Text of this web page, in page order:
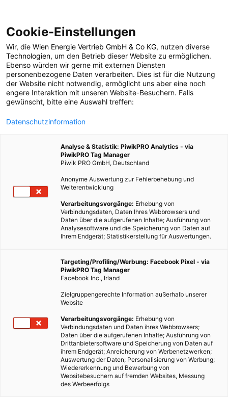
POSTS BY TAG
Walki
1 BEITRAG
Cookie-Einstellungen
Wir, die Wien Energie Vertrieb GmbH & Co KG, nutzen diverse
Technologien, um den Betrieb dieser Website zu ermöglichen.
Ebenso würden wir gerne mit externen Diensten
personenbezogene Daten verarbeiten. Dies ist für die Nutzung
der Website nicht notwendig, ermöglicht uns aber eine noch
engere Interaktion mit unseren Website-Besuchern. Falls
gewünscht, bitte eine Auswahl treffen:
Datenschutzinformation
Analyse & Statistik: PiwikPRO Analytics - via
PiwikPRO Tag Manager
Piwik PRO GmbH, Deutschland
Anonyme Auswertung zur Fehlerbehebung und
Weiterentwicklung
Verarbeitungsvorgänge: Erhebung von
Verbindungsdaten, Daten Ihres Webbrowsers und
Daten über die aufgerufenen Inhalte; Ausführung von
Analysesoftware und die Speicherung von Daten auf
Ihrem Endgerät; Statistikerstellung für Auswertungen.
Targeting/Profiling/Werbung: Facebook Pixel - via
PiwikPRO Tag Manager
Facebook Inc., Irland
Zielgruppengerechte Information außerhalb unserer
Website
Verarbeitungsvorgänge: Erhebung von
Verbindungsdaten und Daten ihres Webbrowsers;
Daten über die aufgerufenen Inhalte; Ausführung von
Drittanbietersoftware und Speicherung von Daten auf
ihrem Endgerät; Anreicherung von Werbenetzwerken;
Auswertung der Daten; Personalisierung von Werbung;
Wiedererkennung und Bewerbung von
Websitebesuchern auf fremden Websites, Messung
des Werbeerfolgs